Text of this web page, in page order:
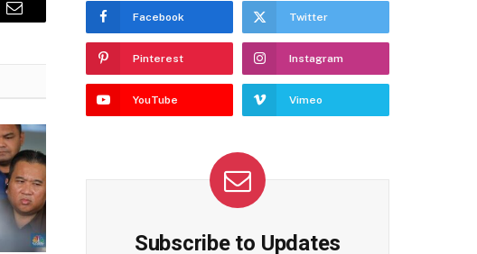
Email Facebook Twitter
Pinterest Instagram
YouTube Vimeo
Subscribe to Updates